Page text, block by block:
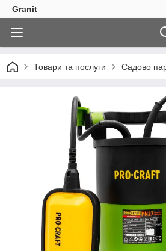
Granit
Товари та послуги Садово